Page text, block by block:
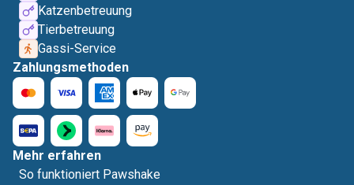
Katzenbetreuung
Tierbetreuung
Gassi-Service
Zahlungsmethoden
Mehr erfahren
So funktioniert Pawshake